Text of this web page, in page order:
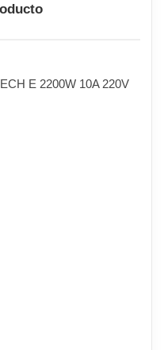
E 2200W 10A 220V